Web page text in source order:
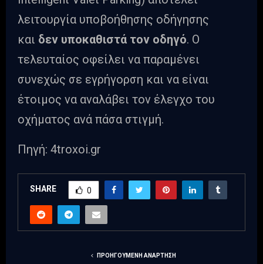
λειτουργία υποβοήθησης οδήγησης
και δεν υποκαθιστά τον οδηγό. Ο
τελευταίος οφείλει να παραμένει
συνεχώς σε εγρήγορση και να είναι
έτοιμος να αναλάβει τον έλεγχο του
οχήματος ανά πάσα στιγμή.
Πηγή: 4troxoi.gr
SHARE 0
ΠΡΟΗΓΟΎΜΕΝΗ ΑΝΆΡΤΗΣΗ